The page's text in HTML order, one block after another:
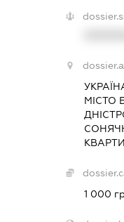
МІСТО
1 000